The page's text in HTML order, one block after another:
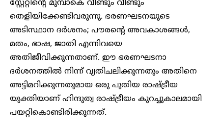
സ്റ്റേറ്റിന്റെ മുമ്പാകെ വീണ്ടും വീണ്ടും
തെളിയിക്കേണ്ടിവരുന്നു. ഭരണഘടനയുടെ
അടിസ്ഥാന ദർശനം; പൗരന്റെ അവകാശങ്ങൾ,
മതം, ഭാഷ, ജാതി എന്നിവയെ
അതിജീവിക്കുന്നതാണ്. ഈ ഭരണഘടനാ
ദർശനത്തിൽ നിന്ന് വ്യതിചലിക്കുന്നതും അതിനെ
അട്ടിമറിക്കുന്നതുമായ ഒരു പുതിയ രാഷ്ട്രീയ
യുക്തിയാണ് ഹിന്ദുത്വ രാഷ്ട്രീയം കുറച്ചുകാലമായി
പയറ്റികൊണ്ടിരിക്കുന്നത്.